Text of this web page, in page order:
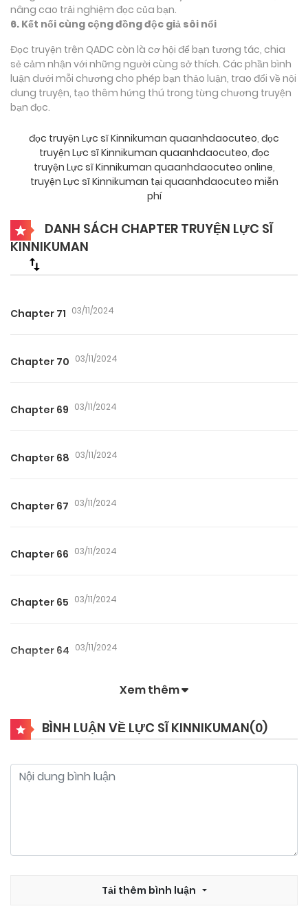
nâng cao trải nghiệm đọc của bạn.
6. Kết nối cùng cộng đồng độc giả sôi nổi
Đọc truyện trên QADC còn là cơ hội để bạn tương tác, chia
sẻ cảm nhận với những người cùng sở thích. Các phần bình
luận dưới mỗi chương cho phép bạn thảo luận, trao đổi về nội
dung truyện, tạo thêm hứng thú trong từng chương truyện
bạn đọc.
đọc truyện Lực sĩ Kinnikuman quaanhdaocuteo, đọc
truyện Lực sĩ Kinnikuman quaanhdaocuteo, đọc
truyện Lực sĩ Kinnikuman quaanhdaocuteo online,
truyện Lực sĩ Kinnikuman tại quaanhdaocuteo miễn
phí
DANH SÁCH CHAPTER TRUYỆN LỰC SĨ
KINNIKUMAN
Chapter 71 03/11/2024
Chapter 70 03/11/2024
Chapter 69 03/11/2024
Chapter 68 03/11/2024
Chapter 67 03/11/2024
Chapter 66 03/11/2024
Chapter 65 03/11/2024
Chapter 64 03/11/2024
03/11/2024
Xem thêm
BÌNH LUẬN VỀ LỰC SĨ KINNIKUMAN(0)
Tải thêm bình luận